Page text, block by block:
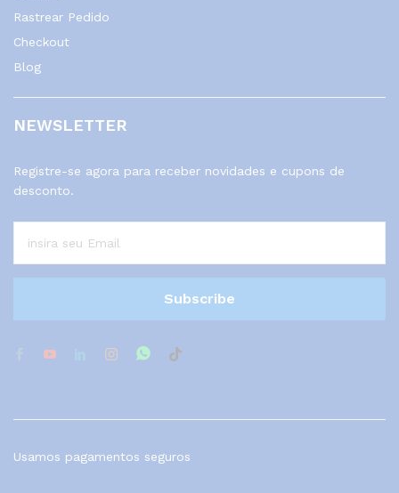
Rastrear Pedido
Checkout
Blog
NEWSLETTER
Registre-se agora para receber novidades e cupons de
desconto.
Usamos pagamentos seguros